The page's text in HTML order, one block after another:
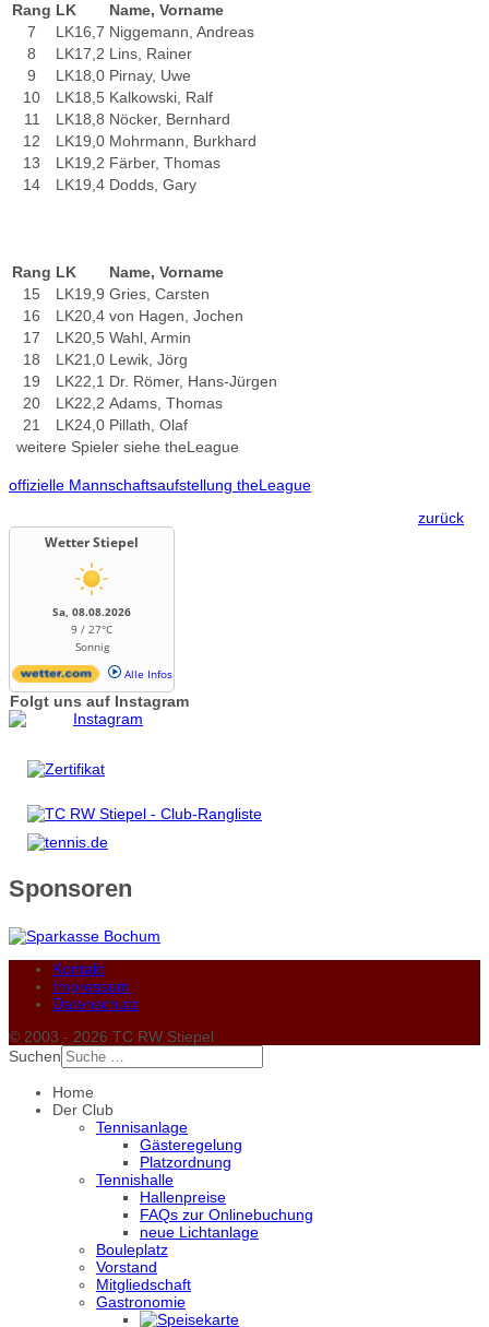
Rang LK
Name, Vorname
7
LK16,7 Niggemann, Andreas
8
LK17,2 Lins, Rainer
9
LK18,0 Pirnay, Uwe
10
LK18,5 Kalkowski, Ralf
11
LK18,8 Nöcker, Bernhard
12
LK19,0 Mohrmann, Burkhard
13
LK19,2 Färber, Thomas
14
LK19,4 Dodds, Gary
Rang LK
Name, Vorname
15
LK19,9 Gries, Carsten
16
LK20,4 von Hagen, Jochen
17
LK20,5 Wahl, Armin
18
LK21,0 Lewik, Jörg
19
LK22,1 Dr. Römer, Hans-Jürgen
20
LK22,2 Adams, Thomas
21
LK24,0 Pillath, Olaf
weitere Spieler siehe theLeague
offizielle Mannschaftsaufstellung theLeague
zurück
Wetter Stiepel
Sa, 08.08.2026
9 / 27°C
Sonnig
Alle Infos
Folgt uns auf Instagram
Sponsoren
Kontakt
Impressum
Datenschutz
© 2003 - 2026 TC RW Stiepel
Suchen
Home
Der Club
Tennisanlage
Gästeregelung
Platzordnung
Tennishalle
Hallenpreise
FAQs zur Onlinebuchung
neue Lichtanlage
Bouleplatz
Vorstand
Mitgliedschaft
Gastronomie